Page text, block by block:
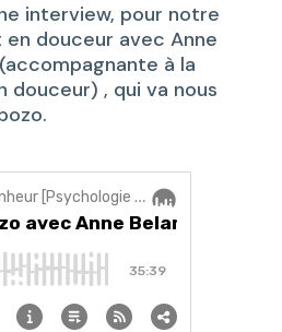
interview, pour notre
douceur avec Anne
à la
douceur) , qui va nous